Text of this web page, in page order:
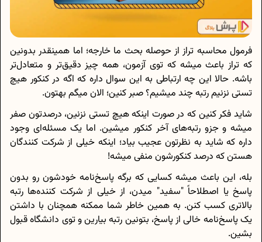
فرمول محاسبه تراز از حوصله بحث ما خارجه؛ اما همینقدر بدونین
که تراز باعث میشه که توی آزمون، همه چیز دقیق‌تر و متعادل‌تر
باشه. حالا این چه ارتباطی به این سوال داره که اگه در کنکور هیچ
تستی نزنیم رتبه چند میشیم؟ صبر کنین؛ الان میگم بهتون.
شاید فکر کنین که در صورت اینکه هیچ تستی نزنین، درصدتون صفر
میشه و جزو رتبه‌های آخر کنکور میشین. اما یک مسئله‌ای وجود
داره که شاید به نظرتون عجیب بیاد؛ اینکه خیلی از شرکت کنندگان
هستن که درصد کنکورشون منفی میشه!
بله، این باعث میشه کسایی که برگه پاسخ‌نامه خودشون رو بدون
پاسخ یا اصطلاحاً "سفید" میدن، از خیلی از شرکت کننده‌ها رتبه
بالاتری کسب کنن. به همین خاطر شما ممکنه همچنان با داشتن
یک پاسخ‌نامه خالی از پاسخ، بتونین رتبه بیارین و توی دانشگاه قبول
بشین.